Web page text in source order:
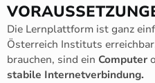
Die Lernplattform ist ganz
Österreich Instituts
brauchen, sind ein Computer
stabile Internetverbindung.